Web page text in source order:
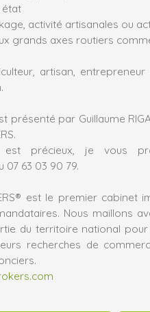
état
activité artisanales ou
grands axes routiers
artisan,
présenté par Guillaume
précieux, je vous
07 63 03 90 79.
est le premier cabinet
Nous maillons
du territoire national
recherches de